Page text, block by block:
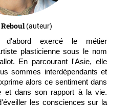
(auteur)
d'abord exercé le métier
plasticienne sous le nom
En parcourant l'Asie, elle
sommes interdépendants et
alors ce sentiment dans
et dans son rapport à la vie.
les consciences sur la